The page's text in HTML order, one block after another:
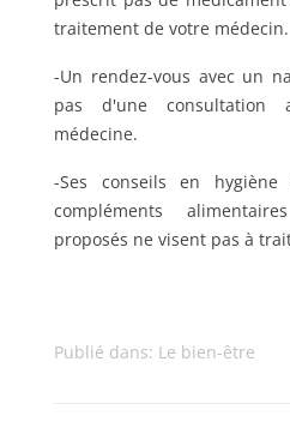
traitement de votre médecin.
-Un rendez-vous avec un
pas d'une consultation
médecine.
-Ses conseils en
compléments
proposés ne visent pas à
Publié dans: Le bien-être